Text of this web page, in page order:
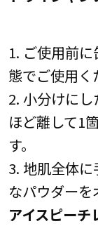
1. ご使用前
態でご使用く
2. 小分けに
ほど離して1
す。
3. 地肌全体
なパウダーを
アイスピーチ